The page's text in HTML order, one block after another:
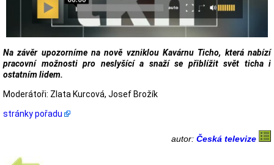
Na závěr upozorníme na nově vzniklou Kavárnu Ticho, která nabízí
pracovní možnosti pro neslyšící a snaží se přiblížit svět ticha i
ostatním lidem.
Moderátoři: Zlata Kurcová, Josef Brožík
stránky pořadu
autor: Česká televize